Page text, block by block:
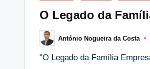
O Legado da
Posted
by
António Nogueira da Costa
"O Legado da Família